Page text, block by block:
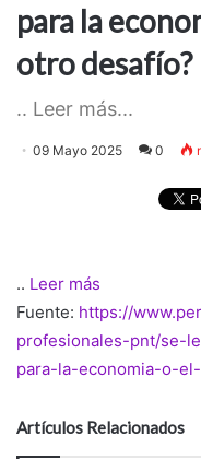
para la
otro desafío?
.. Leer más...
09 Mayo 2025 0
.. Leer más
Fuente: https://
profesionales-pnt/se-
para-la-economia-o-
Artículos Relacionados